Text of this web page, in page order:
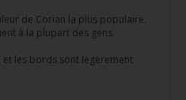
de Corian la plus populaire.
à la plupart des gens.
et les bords sont légèrement